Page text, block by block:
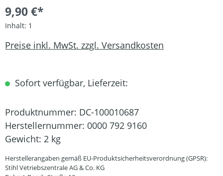
9,90 €*
Inhalt: 1
Preise inkl. MwSt. zzgl. Versandkosten
Sofort verfügbar, Lieferzeit:
Produktnummer: DC-100010687
Herstellernummer: 0000 792 9160
Gewicht: 2 kg
Herstellerangaben gemäß EU-Produktsicherheitsverordnung (GPSR):
Stihl Vetriebszentrale AG & Co. KG